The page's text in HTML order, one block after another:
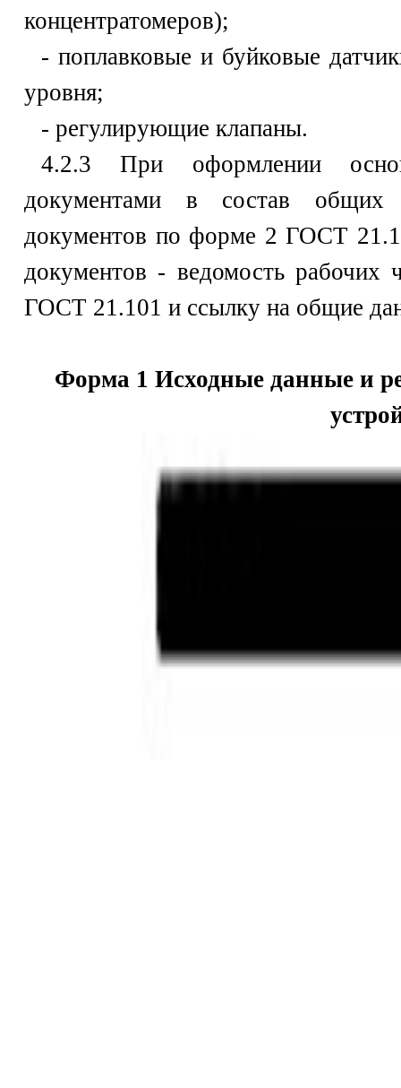
концентратомеров);
- поплавковые и буйковые
уровня;
- регулирующие клапаны.
4.2.3 При оформлении
документами в состав общих
документов по форме 2 ГОСТ
документов - ведомость
ГОСТ 21.101 и ссылку на общие
Форма 1 Исходные данные и